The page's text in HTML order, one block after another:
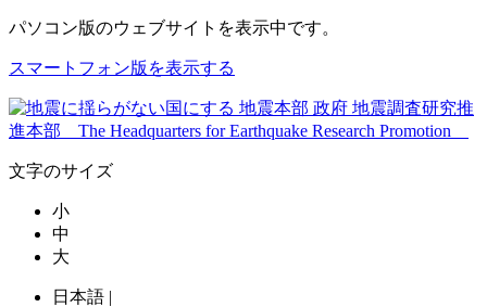
パソコン版のウェブサイトを表示中です。
スマートフォン版を表示する
文字のサイズ
小
中
大
日本語 |